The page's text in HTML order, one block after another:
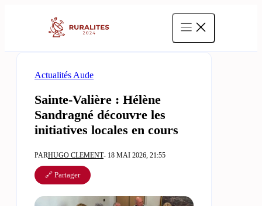
Actualités Aude
Sainte-Valière : Hélène
Sandragné découvre les
initiatives locales en cours
PARHUGO CLEMENT- 18 MAI 2026, 21:55
🔗 Partager